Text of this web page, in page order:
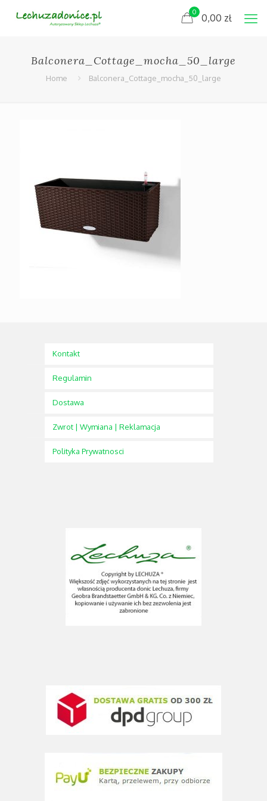
0 0,00 zł
Balconera_Cottage_mocha_50_large
Home Balconera_Cottage_mocha_50_large
Kontakt
Regulamin
Dostawa
Zwrot | Wymiana | Reklamacja
Polityka Prywatnosci